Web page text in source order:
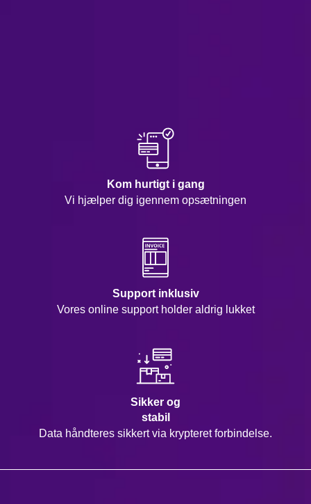
Kom hurtigt i gang
Vi hjælper dig igennem opsætningen
Support inklusiv
Vores online support holder aldrig lukket
Sikker og
stabil
Data håndteres sikkert via krypteret forbindelse.